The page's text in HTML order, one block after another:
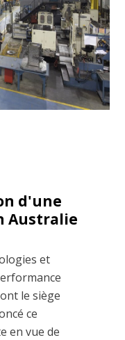
d'une
Australie
et
le siège
ce
en vue de